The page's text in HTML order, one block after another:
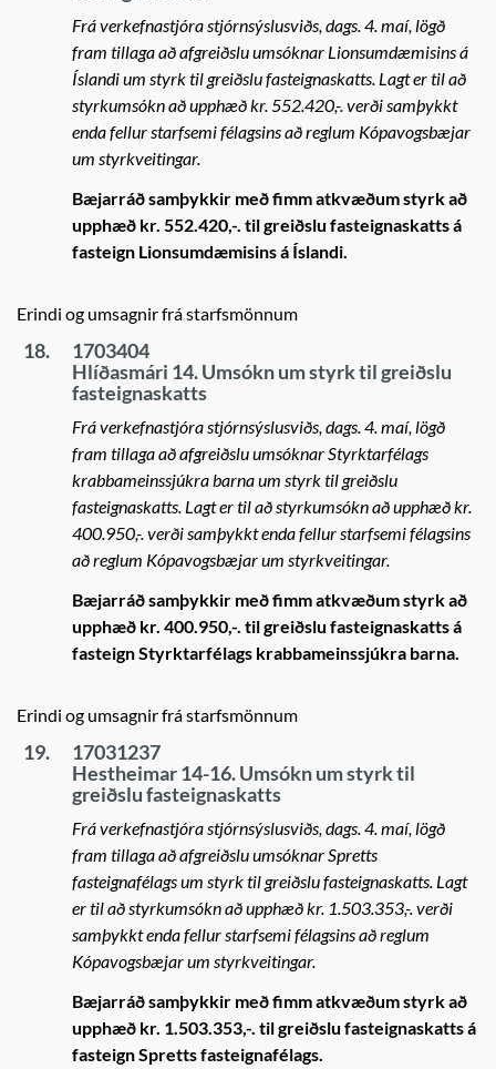
Frá verkefnastjóra stjórnsýslusviðs, dags. 4. maí, lögð
fram tillaga að afgreiðslu umsóknar Lionsumdæmisins á
Íslandi um styrk til greiðslu fasteignaskatts. Lagt er til að
styrkumsókn að upphæð kr. 552.420,-. verði samþykkt
enda fellur starfsemi félagsins að reglum Kópavogsbæjar
um styrkveitingar.
Bæjarráð samþykkir með fimm atkvæðum styrk að
upphæð kr. 552.420,-. til greiðslu fasteignaskatts á
fasteign Lionsumdæmisins á Íslandi.
Erindi og umsagnir frá starfsmönnum
18.
1703404
Hlíðasmári 14. Umsókn um styrk til greiðslu
fasteignaskatts
Frá verkefnastjóra stjórnsýslusviðs, dags. 4. maí, lögð
fram tillaga að afgreiðslu umsóknar Styrktarfélags
krabbameinssjúkra barna um styrk til greiðslu
fasteignaskatts. Lagt er til að styrkumsókn að upphæð kr.
400.950,-. verði samþykkt enda fellur starfsemi félagsins
að reglum Kópavogsbæjar um styrkveitingar.
Bæjarráð samþykkir með fimm atkvæðum styrk að
upphæð kr. 400.950,-. til greiðslu fasteignaskatts á
fasteign Styrktarfélags krabbameinssjúkra barna.
Erindi og umsagnir frá starfsmönnum
19.
17031237
Hestheimar 14-16. Umsókn um styrk til
greiðslu fasteignaskatts
Frá verkefnastjóra stjórnsýslusviðs, dags. 4. maí, lögð
fram tillaga að afgreiðslu umsóknar Spretts
fasteignafélags um styrk til greiðslu fasteignaskatts. Lagt
er til að styrkumsókn að upphæð kr. 1.503.353,-. verði
samþykkt enda fellur starfsemi félagsins að reglum
Kópavogsbæjar um styrkveitingar.
Bæjarráð samþykkir með fimm atkvæðum styrk að
upphæð kr. 1.503.353,-. til greiðslu fasteignaskatts á
fasteign Spretts fasteignafélags.